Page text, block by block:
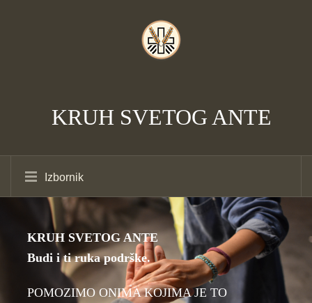
KRUH SVETOG ANTE
Izbornik
KRUH SVETOG ANTE
Budi i ti ruka podrške.
POMOZIMO ONIMA KOJIMA JE TO